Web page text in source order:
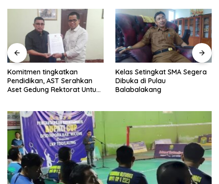
Komitmen tingkatkan
Pendidikan, AST Serahkan
Aset Gedung Rektorat Untuk
Kelas Setingkat SMA Segera
Dibuka di Pulau
Balabalakang